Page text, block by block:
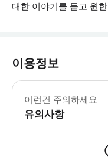
대한 이야기를 듣고 원
이용정보
이런건 주의하세요
유의사항